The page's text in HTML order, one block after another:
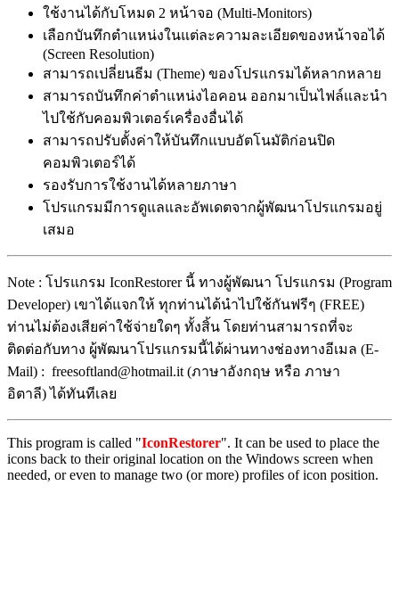
ใช้งานได้กับโหมด 2 หน้าจอ (Multi-Monitors)
เลือกบันทึกตำแหน่งในแต่ละความละเอียดของหน้าจอได้
(Screen Resolution)
สามารถเปลี่ยนธีม (Theme) ของโปรแกรมได้หลากหลาย
สามารถบันทึกค่าตำแหน่งไอคอน ออกมาเป็นไฟล์และนำ
ไปใช้กับคอมพิวเตอร์เครื่องอื่นได้
สามารถปรับตั้งค่าให้บันทึกแบบอัตโนมัติก่อนปิด
คอมพิวเตอร์ได้
รองรับการใช้งานได้หลายภาษา
โปรแกรมมีการดูแลและอัพเดตจากผู้พัฒนาโปรแกรมอยู่
เสมอ
Note : โปรแกรม IconRestorer นี้ ทางผู้พัฒนา โปรแกรม (Program
Developer) เขาได้แจกให้ ทุกท่านได้นำไปใช้กันฟรีๆ (FREE)
ท่านไม่ต้องเสียค่าใช้จ่ายใดๆ ทั้งสิ้น โดยท่านสามารถที่จะ
ติดต่อกับทาง ผู้พัฒนาโปรแกรมนี้ได้ผ่านทางช่องทางอีเมล (E-
Mail) : freesoftland@hotmail.it (ภาษาอังกฤษ หรือ ภาษา
อิตาลี) ได้ทันทีเลย
This program is called "IconRestorer". It can be used to place the
icons back to their original location on the Windows screen when
needed, or even to manage two (or more) profiles of icon position.